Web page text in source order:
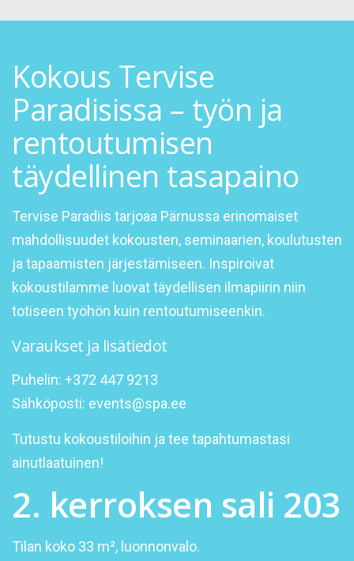
Kokous Tervise
Paradisissa – työn ja
rentoutumisen
täydellinen tasapaino
Tervise Paradiis tarjoaa Pärnussa erinomaiset
mahdollisuudet kokousten, seminaarien, koulutusten
ja tapaamisten järjestämiseen. Inspiroivat
kokoustilamme luovat täydellisen ilmapiirin niin
totiseen työhön kuin rentoutumiseenkin.
Varaukset ja lisätiedot
Puhelin: +372 447 9213
Sähköposti: events@spa.ee
Tutustu kokoustiloihin ja tee tapahtumastasi
ainutlaatuinen!
2. kerroksen sali 203
Tilan koko 33 m², luonnonvalo.